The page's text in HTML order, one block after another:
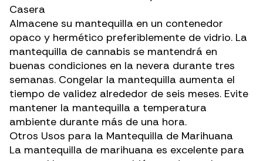
Casera
Almacene su mantequilla en un contenedor
opaco y hermético preferiblemente de vidrio. La
mantequilla de cannabis se mantendrá en
buenas condiciones en la nevera durante tres
semanas. Congelar la mantequilla aumenta el
tiempo de validez alrededor de seis meses. Evite
mantener la mantequilla a temperatura
ambiente durante más de una hora.
Otros Usos para la Mantequilla de Marihuana
La mantequilla de marihuana es excelente para